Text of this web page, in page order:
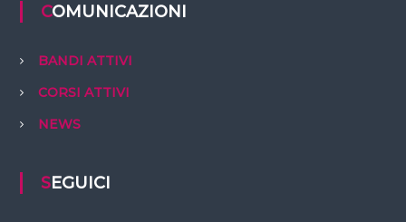
COMUNICAZIONI
BANDI ATTIVI
CORSI ATTIVI
NEWS
SEGUICI